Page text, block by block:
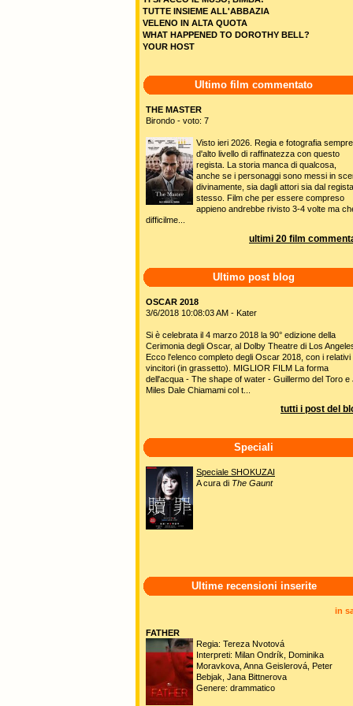
TUTTE INSIEME ALL'ABBAZIA
VELENO IN ALTA QUOTA
WHAT HAPPENED TO DOROTHY BELL?
YOUR HOST
Ultimo film commentato
THE MASTER
Birondo - voto: 7
Visto ieri 2026. Regia e fotografia sempre
d'alto livello di raffinatezza con questo
regista. La storia manca di qualcosa,
anche se i personaggi sono messi in
divinamente, sia dagli attori sia dal regista
stesso. Film che per essere compreso
appieno andrebbe rivisto 3-4 volte ma
difficilme...
ultimi 20 film
Ultimo post blog
OSCAR 2018
3/6/2018 10:08:03 AM - Kater
Si è celebrata il 4 marzo 2018 la 90° edizione della
Cerimonia degli Oscar, al Dolby Theatre di Los
Ecco l'elenco completo degli Oscar 2018, con i relativi
vincitori (in grassetto). MIGLIOR FILM La forma
dell'acqua - The shape of water - Guillermo del Toro e
Miles Dale Chiamami col t...
tutti i post del
Speciali
Speciale SHOKUZAI
A cura di The Gaunt
Ultime recensioni inserite
in
FATHER
Regia: Tereza Nvotová
Interpreti: Milan Ondrík, Dominika
Moravkova, Anna Geislerová, Peter
Bebjak, Jana Bittnerova
Genere: drammatico